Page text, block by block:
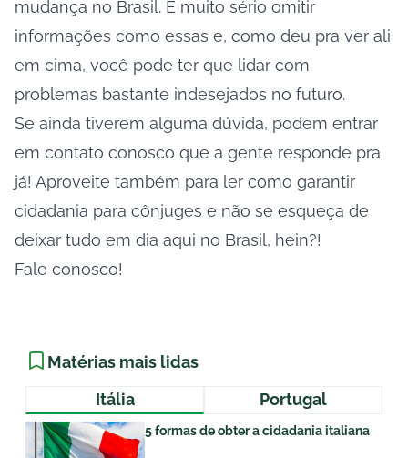
mudança no Brasil. É muito sério omitir
informações como essas e, como deu pra ver ali
em cima, você pode ter que lidar com
problemas bastante indesejados no futuro.
Se ainda tiverem alguma dúvida, podem entrar
em contato conosco que a gente responde pra
já! Aproveite também para ler como garantir
cidadania para cônjuges e não se esqueça de
deixar tudo em dia aqui no Brasil, hein?!
Fale conosco!
Matérias mais lidas
Itália
Portugal
5 formas de obter a cidadania italiana